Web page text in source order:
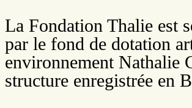
La Fondation Thalie est
par le fond de dotation
environnement Nathalie
structure enregistrée en